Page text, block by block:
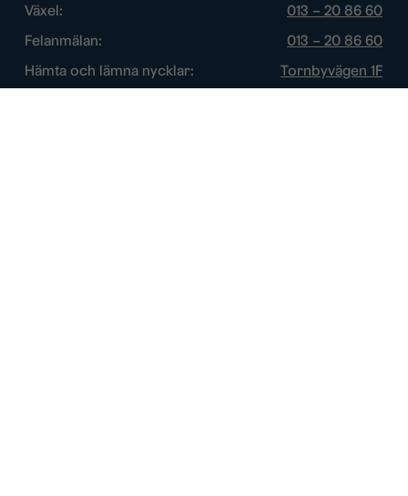
Växel:
013 – 20 86 60
Felanmälan:
013 – 20 86 60
Hämta och lämna nycklar:
Tornbyvägen 1F